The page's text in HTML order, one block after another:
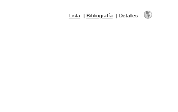
Lista | Bibliografía | Detalles